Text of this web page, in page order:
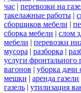
час | перевозки на
такелажные работы |
сборщиков мебели |
сборка мебели | слом
мебели | перевозки
мусора | разборка |
услуги фронтального
вагонов | уборка дачи
мешки | аренда газели
газель | утилизация